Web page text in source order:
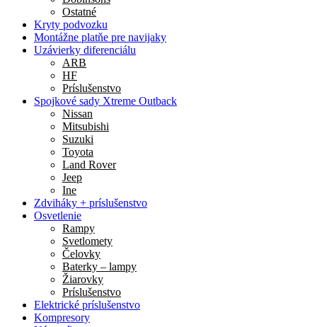
Ostatné
Kryty podvozku
Montážne platňe pre navijaky
Uzávierky diferenciálu
ARB
HF
Príslušenstvo
Spojkové sady Xtreme Outback
Nissan
Mitsubishi
Suzuki
Toyota
Land Rover
Jeep
Ine
Zdviháky + príslušenstvo
Osvetlenie
Rampy
Svetlomety
Čelovky
Baterky – lampy
Žiarovky
Príslušenstvo
Elektrické príslušenstvo
Kompresory